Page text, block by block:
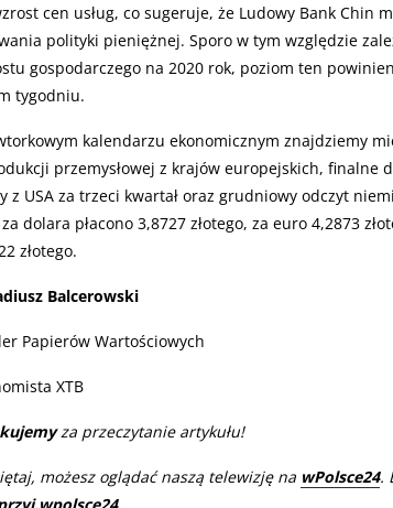
cen usług, co sugeruje, że Ludowy Bank Chin
polityki pieniężnej. Sporo w tym względzie
gospodarczego na 2020 rok, poziom ten
tygodniu.
kalendarzu ekonomicznym znajdziemy
przemysłowej z krajów europejskich, finalne
z USA za trzeci kwartał oraz grudniowy odczyt
dolara płacono 3,8727 złotego, za euro 4,2873
złotego.
Balcerowski
Papierów Wartościowych
XTB
za przeczytanie artykułu!
możesz oglądać naszą telewizję na wPolsce24.